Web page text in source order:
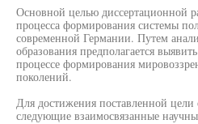
Основной целью диссертационной
процесса формирования системы
современной Германии. Путем
образования предполагается
процессе формирования
поколений.
Для достижения поставленной цели
следующие взаимосвязанные